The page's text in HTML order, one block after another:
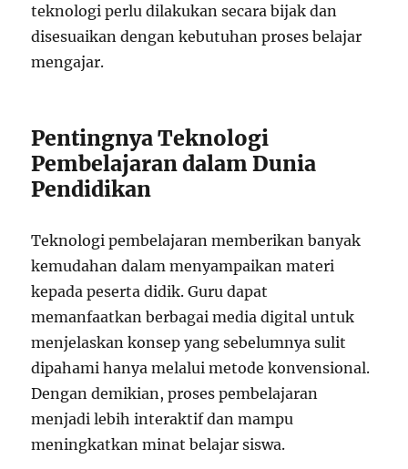
teknologi perlu dilakukan secara bijak dan
disesuaikan dengan kebutuhan proses belajar
mengajar.
Pentingnya Teknologi
Pembelajaran dalam Dunia
Pendidikan
Teknologi pembelajaran memberikan banyak
kemudahan dalam menyampaikan materi
kepada peserta didik. Guru dapat
memanfaatkan berbagai media digital untuk
menjelaskan konsep yang sebelumnya sulit
dipahami hanya melalui metode konvensional.
Dengan demikian, proses pembelajaran
menjadi lebih interaktif dan mampu
meningkatkan minat belajar siswa.